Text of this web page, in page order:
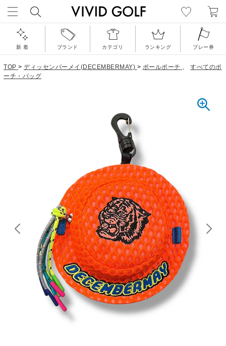
新 着 ブランド カテゴリ ランキング プレー券
TOP > ディッセンバーメイ(DECEMBERMAY) > ボールポーチ 、 すべてのポ
ーチ・バッグ